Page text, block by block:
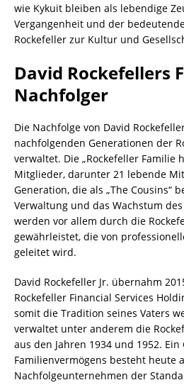
wie Kykuit bleiben als lebendige
Vergangenheit und der
Rockefeller zur Kultur und
David Rockefellers
Nachfolger
Die Nachfolge von David
nachfolgenden Generationen der
verwaltet. Die „Rockefeller Familie
Mitglieder, darunter 21 lebende
Generation, die als „The Cousins“
Verwaltung und das Wachstum
werden vor allem durch die
gewährleistet, die von
geleitet wird.
David Rockefeller Jr. übernahm
Rockefeller Financial Services
somit die Tradition seines Vaters
verwaltet unter anderem die
aus den Jahren 1934 und 1952. Ein
Familienvermögens besteht heute
Nachfolgeunternehmen der